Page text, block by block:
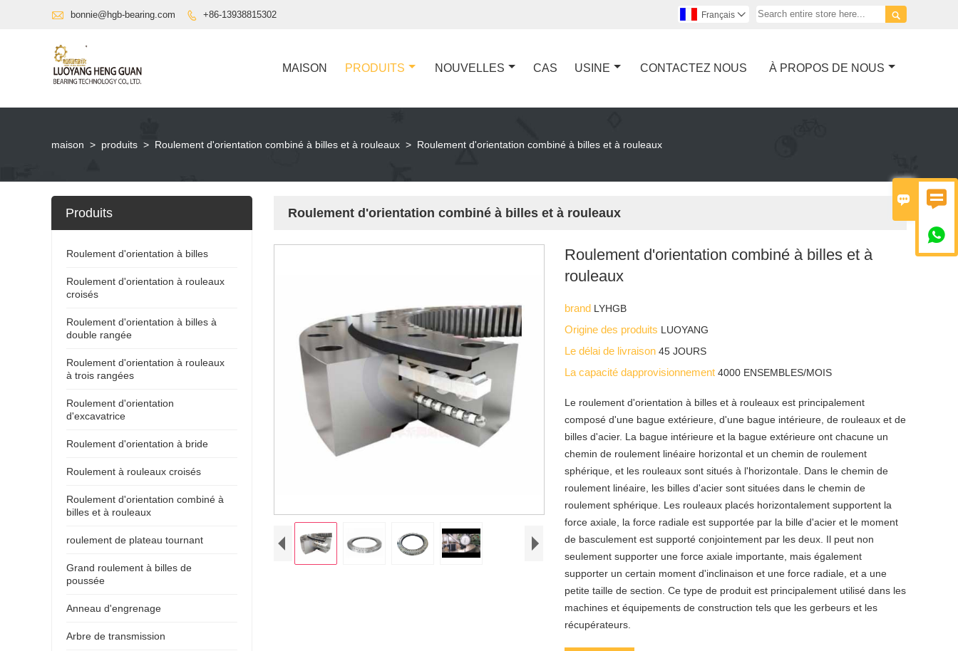
 

 bonnie@hgb-bearing.com  +86-13938815302 
Français 
MAISON PRODUITS NOUVELLES CAS USINE CONTACTEZ NOUS À PROPOS DE NOUS
maison > produits > Roulement d'orientation combiné à billes et à rouleaux > Roulement d'orientation combiné à billes et à rouleaux
Roulement d'orientation combiné à billes et à rouleaux
Roulement d'orientation combiné à billes et à
rouleaux
brand LYHGB
Origine des produits LUOYANG
Le délai de livraison45 JOURS
La capacité dapprovisionnement4000 ENSEMBLES/MOIS
Le roulement d'orientation à billes et à rouleaux est principalement
composé d'une bague extérieure, d'une bague intérieure, de rouleaux et de
billes d'acier. La bague intérieure et la bague extérieure ont chacune un
chemin de roulement linéaire horizontal et un chemin de roulement
sphérique, et les rouleaux sont situés à l'horizontale. Dans le chemin de
roulement linéaire, les billes d'acier sont situées dans le chemin de
roulement sphérique. Les rouleaux placés horizontalement supportent la
force axiale, la force radiale est supportée par la bille d'acier et le moment
de basculement est supporté conjointement par les deux. Il peut non
seulement supporter une force axiale importante, mais également
supporter un certain moment d'inclinaison et une force radiale, et a une
petite taille de section. Ce type de produit est principalement utilisé dans les
machines et équipements de construction tels que les gerbeurs et les
récupérateurs.
Produits
Roulement d'orientation à billes
Roulement d'orientation à rouleaux
croisés
Roulement d'orientation à billes à
double rangée
Roulement d'orientation à rouleaux
à trois rangées
Roulement d'orientation
d'excavatrice
Roulement d'orientation à bride
Roulement à rouleaux croisés
Roulement d'orientation combiné à
billes et à rouleaux
roulement de plateau tournant
Grand roulement à billes de
poussée
Anneau d'engrenage
Arbre de transmission